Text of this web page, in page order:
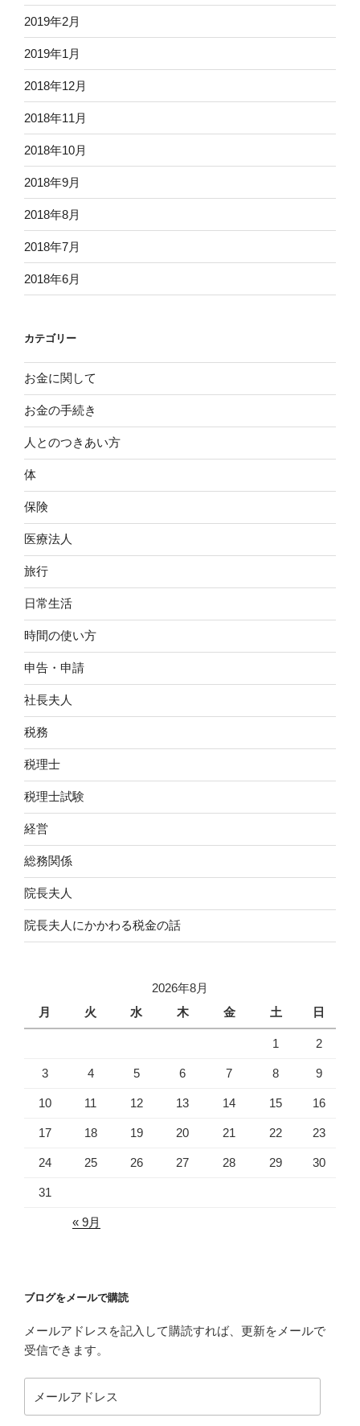
2019年2月
2019年1月
2018年12月
2018年11月
2018年10月
2018年9月
2018年8月
2018年7月
2018年6月
カテゴリー
お金に関して
お金の手続き
人とのつきあい方
体
保険
医療法人
旅行
日常生活
時間の使い方
申告・申請
社長夫人
税務
税理士
税理士試験
経営
総務関係
院長夫人
院長夫人にかかわる税金の話
2026年8月
月
火 水 木 金 土 日
1 2
3 4 5 6 7 8 9
10 11 12 13 14 15 16
17 18 19 20 21 22 23
24 25 26 27 28 29 30
31
« 9月
ブログをメールで購読
メールアドレスを記入して購読すれば、更新をメールで
受信できます。
ー